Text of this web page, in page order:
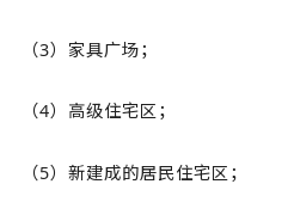
（3）家具广场；
（4）高级住宅区；
（5）新建成的居民住宅区；